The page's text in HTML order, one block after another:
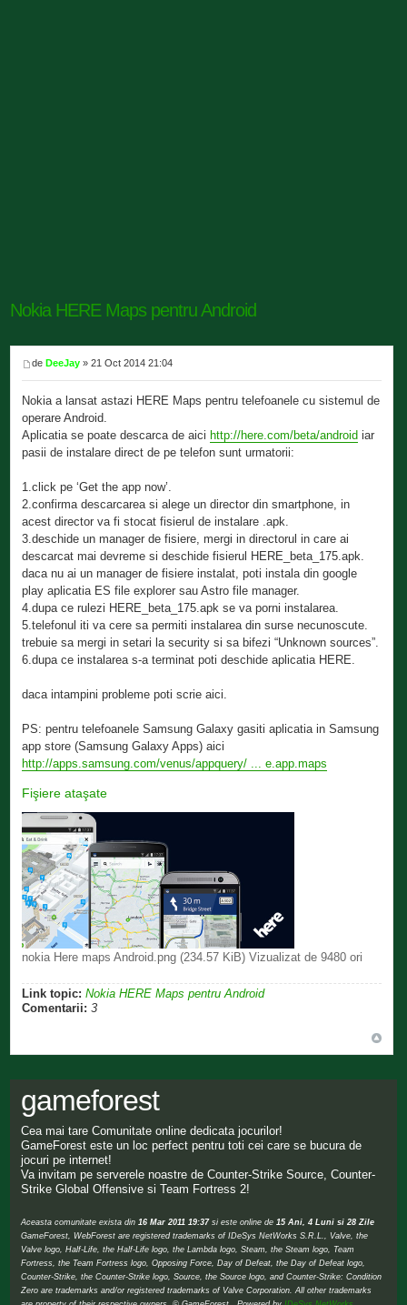
Nokia HERE Maps pentru Android
deDeeJay » 21 Oct 2014 21:04
Nokia a lansat astazi HERE Maps pentru telefoanele cu sistemul de
operare Android.
Aplicatia se poate descarca de aicihttp://here.com/beta/android iar
pasii de instalare direct de pe telefon sunt urmatorii:
1.click pe ‘Get the app now’.
2.confirma descarcarea si alege un director din smartphone, in
acest director va fi stocat fisierul de instalare .apk.
3.deschide un manager de fisiere, mergi in directorul in care ai
descarcat mai devreme si deschide fisierul HERE_beta_175.apk.
daca nu ai un manager de fisiere instalat, poti instala din google
play aplicatia ES file explorer sau Astro file manager.
4.dupa ce rulezi HERE_beta_175.apk se va porni instalarea.
5.telefonul iti va cere sa permiti instalarea din surse necunoscute.
trebuie sa mergi in setari la security si sa bifezi “Unknown sources”.
6.dupa ce instalarea s-a terminat poti deschide aplicatia HERE.
daca intampini probleme poti scrie aici.
PS: pentru telefoanele Samsung Galaxy gasiti aplicatia in Samsung
app store (Samsung Galaxy Apps) aici
http://apps.samsung.com/venus/appquery/ ... e.app.maps
Fişiere ataşate
nokia Here maps Android.png (234.57 KiB) Vizualizat de 9480 ori
Link topic: Nokia HERE Maps pentru Android
Comentarii: 3
gameforest
Cea mai tare Comunitate online dedicata jocurilor!
GameForest este un loc perfect pentru toti cei care se bucura de
jocuri pe internet!
Va invitam pe serverele noastre de Counter-Strike Source, Counter-
Strike Global Offensive si Team Fortress 2!
Aceasta comunitate exista din16 Mar 2011 19:37si este online de15 Ani, 4 Luni si 28 Zile
GameForest, WebForest are registered trademarks of IDeSys NetWorks S.R.L., Valve, the
Valve logo, Half-Life, the Half-Life logo, the Lambda logo, Steam, the Steam logo, Team
Fortress, the Team Fortress logo, Opposing Force, Day of Defeat, the Day of Defeat logo,
Counter-Strike, the Counter-Strike logo, Source, the Source logo, and Counter-Strike: Condition
Zero are trademarks and/or registered trademarks of Valve Corporation. All other trademarks